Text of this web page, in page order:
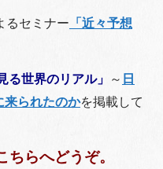
るセミナー 「近々予想
る世界のリアル」 ～ 日
来られたのかを掲載して
らへどうぞ。